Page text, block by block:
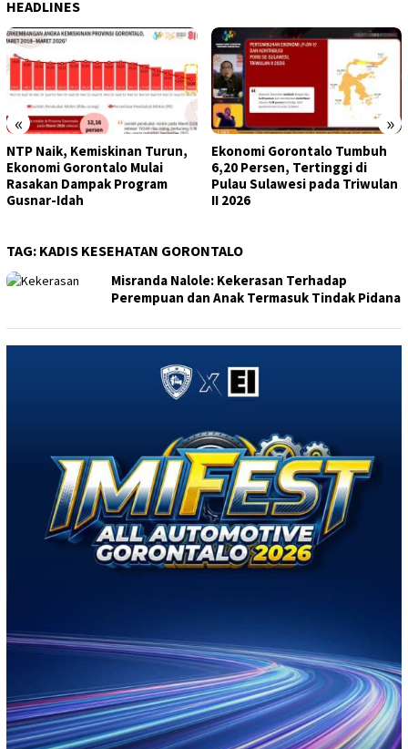
HEADLINES
« »
NTP Naik, Kemiskinan Turun,
Ekonomi Gorontalo Mulai
Rasakan Dampak Program
Gusnar-Idah
Ekonomi Gorontalo Tumbuh
6,20 Persen, Tertinggi di
Pulau Sulawesi pada Triwulan
II 2026
TAG: KADIS KESEHATAN GORONTALO
Misranda Nalole: Kekerasan Terhadap
Perempuan dan Anak Termasuk Tindak Pidana